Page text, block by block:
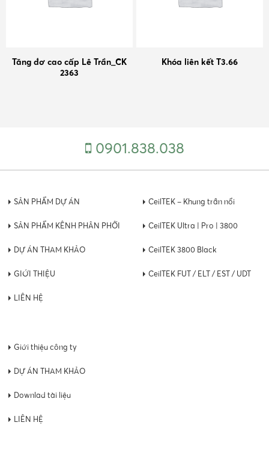
Tăng đơ cao cấp Lê Trần_CK
2363
Khóa liên kết T3.66
0901.838.038
SẢN PHẨM DỰ ÁN
SẢN PHẨM KÊNH PHÂN PHỐI
DỰ ÁN THAM KHẢO
GIỚI THIỆU
LIÊN HỆ
CeilTEK – Khung trần nổi
CeilTEK Ultra | Pro | 3800
CeilTEK 3800 Black
CeilTEK FUT / ELT / EST / UDT
Giới thiệu công ty
DỰ ÁN THAM KHẢO
Downlad tài liệu
LIÊN HỆ